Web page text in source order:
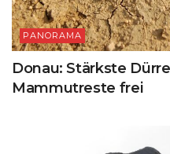
PANORAMA
Donau: Stärkste
Mammutreste frei